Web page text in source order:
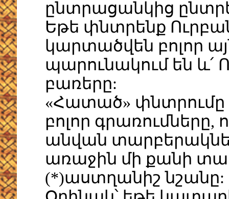
ընտրացանկից
Եթե փնտրենք
կարտածվեն բոլոր
պարունակում են և՛
բառերը:
«Հատած» փնտրումը
բոլոր գրառումները,
անվան
առաջին մի քանի
(*)աստղանիշ նշանը: